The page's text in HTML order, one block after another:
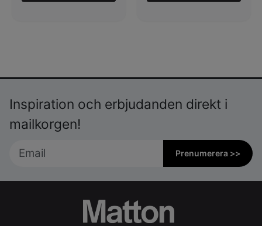
Inspiration och erbjudanden direkt i
mailkorgen!
Prenumerera >>